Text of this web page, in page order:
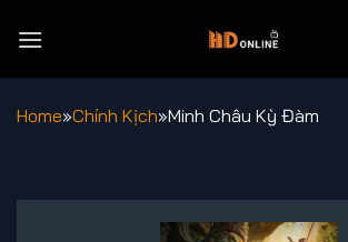
đến
Home»Chính Kịch»Minh Châu Kỳ Đàm